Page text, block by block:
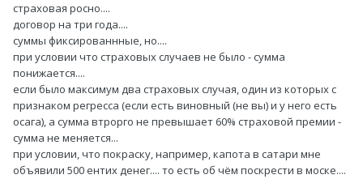
страховая росно....
договор на три года....
суммы фиксированнные, но....
при условии что страховых случаев не было - сумма
понижается....
если было максимум два страховых случая, один из которых с
признаком регресса (если есть виновный (не вы) и у него есть
осага), а сумма втрорго не превышает 60% страховой премии -
сумма не меняется...
при условии, что покраску, например, капота в сатари мне
объявили 500 ентих денег.... то есть об чём поскрести в моске....